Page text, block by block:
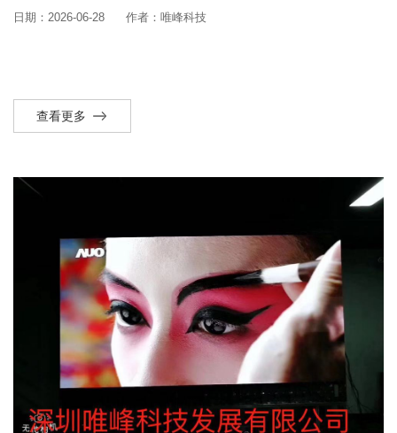
日期：2026-06-28 作者：唯峰科技
查看更多